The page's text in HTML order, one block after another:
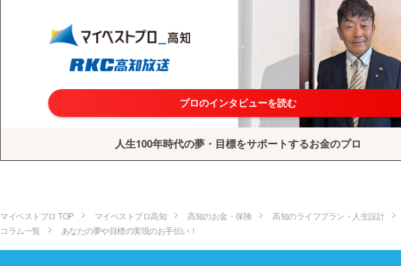
プロのインタビューを読む
人生100年時代の夢・目標をサポートするお金のプロ
マイベストプロ TOP マイベストプロ高知 高知のお金・保険 高知のライフプラン・人生設計
コラム一覧
あなたの夢や目標の実現のお手伝い！